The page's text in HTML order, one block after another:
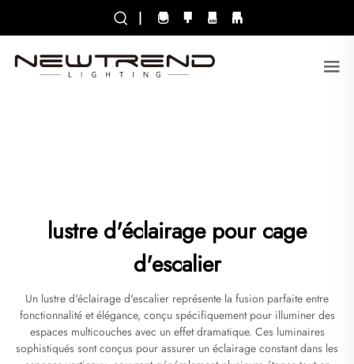
|
lustre d'éclairage pour cage
d'escalier
Un lustre d'éclairage d'escalier représente la fusion parfaite entre
fonctionnalité et élégance, conçu spécifiquement pour illuminer des
espaces multicouches avec un effet dramatique. Ces luminaires
sophistiqués sont conçus pour assurer un éclairage constant dans les